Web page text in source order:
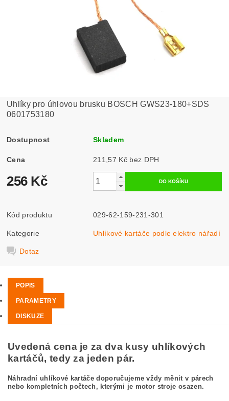
Uhlíky pro úhlovou brusku BOSCH GWS23-180+SDS
0601753180
Dostupnost Skladem
Cena 211,57 Kč bez DPH
256 Kč
Kód produktu 029-62-159-231-301
Kategorie Uhlíkové kartáče podle elektro nářadí
Dotaz
POPIS
PARAMETRY
DISKUZE
Uvedená cena je za dva kusy uhlíkových
kartáčů, tedy za jeden pár.
Náhradní uhlíkové kartáče doporučujeme vždy měnit v párech
nebo kompletních počtech, kterými je motor stroje osazen.